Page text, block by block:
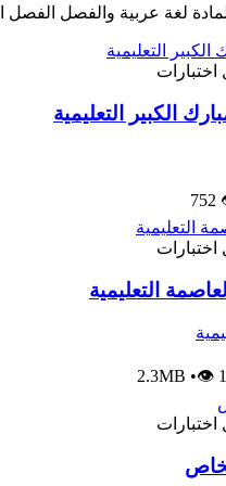
لغة عربية والفصل الفصل
اختبارات
الكبير التعليمية
اختبارات
التعليمية
2.3MB •👁
اختبارات